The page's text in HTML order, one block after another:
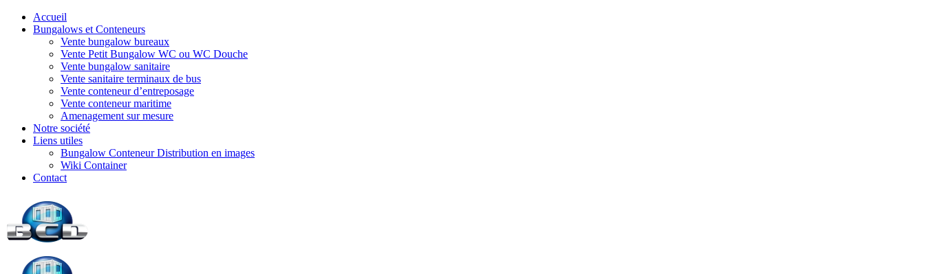
Accueil
Bungalows et Conteneurs
Vente bungalow bureaux
Vente Petit Bungalow WC ou WC Douche
Vente bungalow sanitaire
Vente sanitaire terminaux de bus
Vente conteneur d’entreposage
Vente conteneur maritime
Amenagement sur mesure
Notre société
Liens utiles
Bungalow Conteneur Distribution en images
Wiki Container
Contact